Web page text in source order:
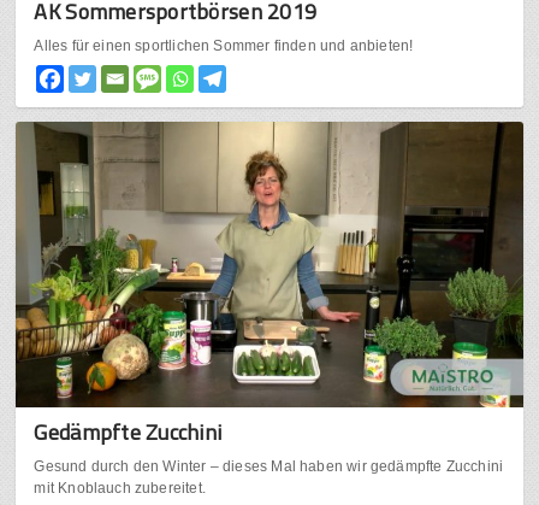
AK Sommersportbörsen 2019
Alles für einen sportlichen Sommer finden und anbieten!
Gedämpfte Zucchini
Gesund durch den Winter – dieses Mal haben wir gedämpfte Zucchini
mit Knoblauch zubereitet.